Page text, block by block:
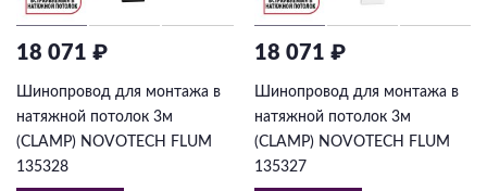
18 071 ₽
Шинопровод для монтажа в
натяжной потолок 3м
(CLAMP) NOVOTECH FLUM
135328
18 071 ₽
Шинопровод для монтажа в
натяжной потолок 3м
(CLAMP) NOVOTECH FLUM
135327